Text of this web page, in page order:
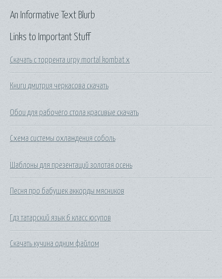
Links to Important Stuff
Скачать с торрента игру mortal kombat x
Книги дмитрия черкасова скачать
Обои для рабочего стола красивые скачать
Схема системы охлаждения соболь
Шаблоны для презентаций золотая осень
Песня про бабушек аккорды мясников
Гдз татарский язык 6 класс юсупов
Скачать кучина одним файлом
An Informative Text Blurb